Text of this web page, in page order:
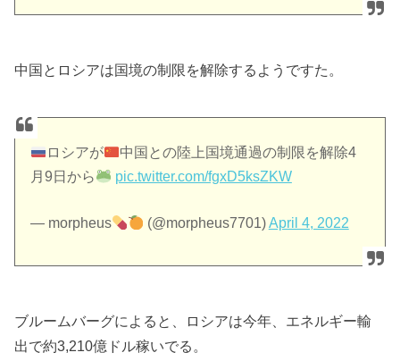
中国とロシアは国境の制限を解除するようですた。
ロシアが
中国との陸上国境通過の制限を解除4
月9日から
pic.twitter.com/fgxD5ksZKW
— morpheus (@morpheus7701)April 4, 2022
ブルームバーグによると、ロシアは今年、エネルギー輸
出で約3,210億ドル稼いでる。